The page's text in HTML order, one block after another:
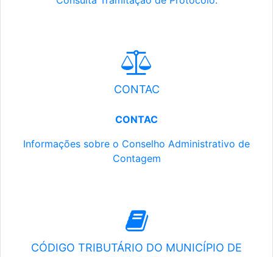
CONTAC
CONTAC
Informações sobre o Conselho Administrativo de
Contagem
CÓDIGO TRIBUTÁRIO DO MUNICÍPIO DE